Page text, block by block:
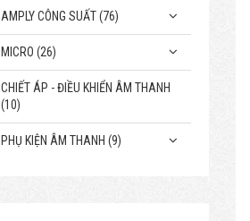
AMPLY CÔNG SUẤT (76)
MICRO (26)
CHIẾT ÁP - ĐIỀU KHIỂN ÂM THANH
(10)
PHỤ KIỆN ÂM THANH (9)